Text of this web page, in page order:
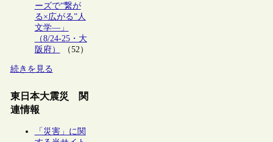
ーズで“繋が
る×広がる”人
文学―」
（8/24-25・大
阪府）
（52）
続きを見る
東日本大震災 関
連情報
「災害」に関